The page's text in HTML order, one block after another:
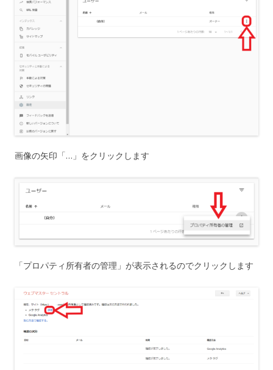
画像の矢印「…」をクリックします
「プロパティ所有者の管理」が表示されるのでクリックします